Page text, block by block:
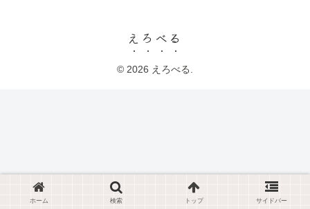
えろべる
© 2026 えろべる.
ホーム 検索 トップ サイドバー